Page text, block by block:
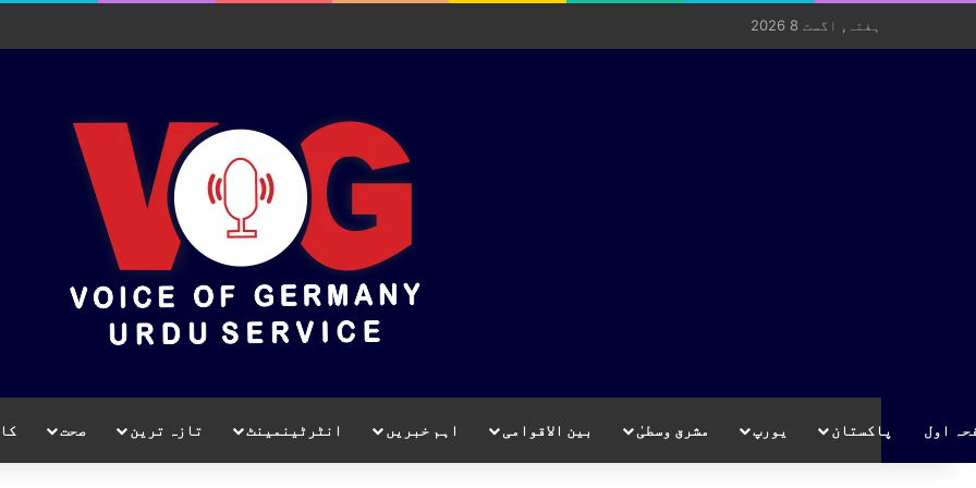
ہفتہ, اگست 8 2026
اول پاکستان یورپ مشرق وسطیٰ بین الاقوامی اہم خبریں انٹرٹینمینٹ تازہ ترین صحت